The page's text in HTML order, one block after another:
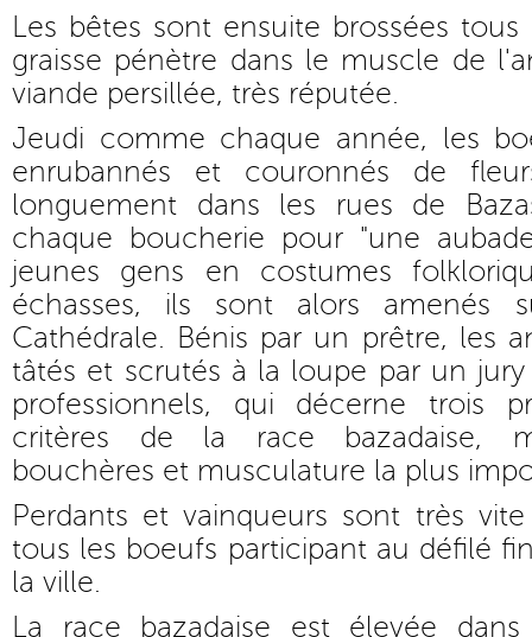
Les bêtes sont ensuite brossées
graisse pénètre dans le muscle de
viande persillée, très réputée.
Jeudi comme chaque année, les
enrubannés et couronnés de
longuement dans les rues de
chaque boucherie pour "une
jeunes gens en costumes
échasses, ils sont alors
Cathédrale. Bénis par un prêtre, les
tâtés et scrutés à la loupe par un
professionnels, qui décerne trois
critères de la race bazadaise,
bouchères et musculature la plus
Perdants et vainqueurs sont très
tous les boeufs participant au défilé
la ville.
La race bazadaise est élevée